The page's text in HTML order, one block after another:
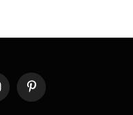
Pinterest